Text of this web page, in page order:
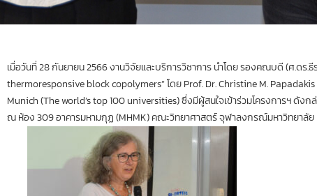
เมื่อวันที่ 28 กันยายน 2566 งานวิจัยและบริการวิชาการ นำโดย รองคณบดี (ศ.ด
thermoresponsive block copolymers” โดย Prof. Dr. Christine M.
Munich (The world’s top 100 universities) ซึ่งมีผู้สนใจเข้าร่วมโครงการฯ ดังก
ณ ห้อง 309 อาคารมหามกุฏ (MHMK) คณะวิทยาศาสตร์ จุฬาลงกรณ์มหาวิทยาลัย